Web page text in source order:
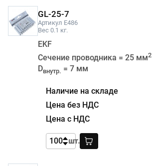
GL-25-7
Артикул E486
Вес 0.1 кг.
EKF
Сечение проводника = 25 мм2
Dвнутр. = 7 мм
шт.